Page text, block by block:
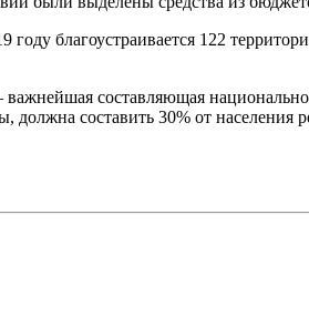
благоустраивается 122
составляющая
должна составить 30% от населения